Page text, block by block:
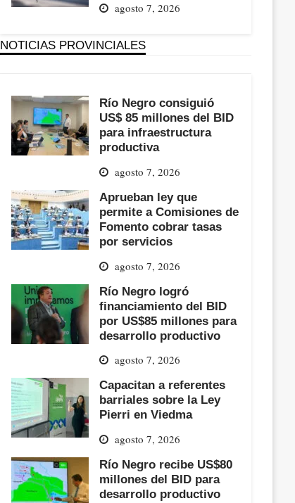
agosto 7, 2026
NOTICIAS PROVINCIALES
Río Negro consiguió
US$ 85 millones del BID
para infraestructura
productiva
agosto 7, 2026
Aprueban ley que
permite a Comisiones de
Fomento cobrar tasas
por servicios
agosto 7, 2026
Río Negro logró
financiamiento del BID
por US$85 millones para
desarrollo productivo
agosto 7, 2026
Capacitan a referentes
barriales sobre la Ley
Pierri en Viedma
agosto 7, 2026
Río Negro recibe US$80
millones del BID para
desarrollo productivo